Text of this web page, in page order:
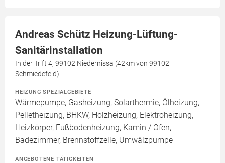
Andreas Schütz Heizung-Lüftung-
Sanitärinstallation
In der Trift 4, 99102 Niedernissa (42km von 99102
Schmiedefeld)
HEIZUNG SPEZIALGEBIETE
Wärmepumpe, Gasheizung, Solarthermie, Ölheizung,
Pelletheizung, BHKW, Holzheizung, Elektroheizung,
Heizkörper, Fußbodenheizung, Kamin / Ofen,
Badezimmer, Brennstoffzelle, Umwälzpumpe
ANGEBOTENE TÄTIGKEITEN